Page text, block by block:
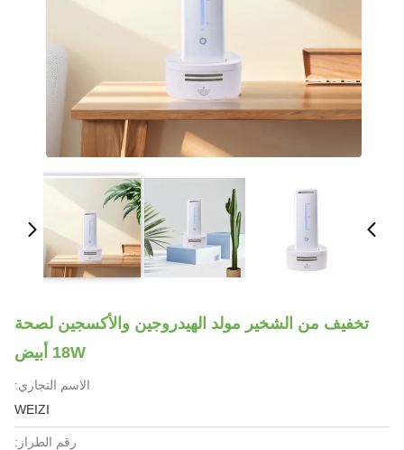
تخفيف من الشخير مولد الهيدروجين والأكسجين لصحة
18W أبيض
الاسم التجاري:
WEIZI
رقم الطراز: